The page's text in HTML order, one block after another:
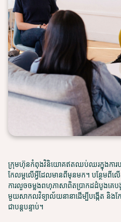
ក្រុមហ៊ុនកំពុងវិនិយោគឥតឈប់ឈរក្នុងការបង្កើ
កែលម្អលើអ្វីដែលមានពីមុនមក។ បន្ថែមពីល
ការលួចចម្លងពហុភាសាពិតប្រាកដដំបូងគ
មួយសាកលវិទ្យាល័យនានាដើម្បីបង្កើត និង
ជាបន្តបន្ទាប់។